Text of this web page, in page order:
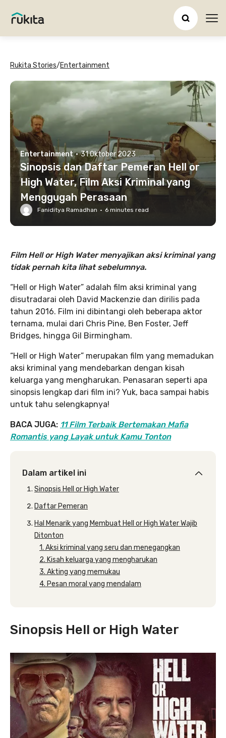
Rukita Stories/Entertainment
Entertainment · 31 Oktober 2023
Sinopsis dan Daftar Pemeran Hell or
High Water, Film Aksi Kriminal yang
Menggugah Perasaan
Faniditya Ramadhan · 6 minutes read
Film Hell or High Water menyajikan aksi kriminal yang
tidak pernah kita lihat sebelumnya.
“Hell or High Water” adalah film aksi kriminal yang
disutradarai oleh David Mackenzie dan dirilis pada
tahun 2016. Film ini dibintangi oleh beberapa aktor
ternama, mulai dari Chris Pine, Ben Foster, Jeff
Bridges, hingga Gil Birmingham.
“Hell or High Water” merupakan film yang memadukan
aksi kriminal yang mendebarkan dengan kisah
keluarga yang mengharukan. Penasaran seperti apa
sinopsis lengkap dari film ini? Yuk, baca sampai habis
untuk tahu selengkapnya!
BACA JUGA: 11 Film Terbaik Bertemakan Mafia
Romantis yang Layak untuk Kamu Tonton
Dalam artikel ini
Sinopsis Hell or High Water
Daftar Pemeran
Hal Menarik yang Membuat Hell or High Water Wajib
Ditonton
1. Aksi kriminal yang seru dan menegangkan
2. Kisah keluarga yang mengharukan
3. Akting yang memukau
4. Pesan moral yang mendalam
Sinopsis Hell or High Water